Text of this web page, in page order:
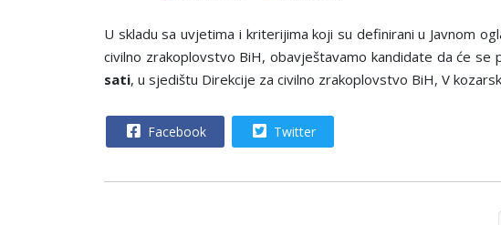
U skladu sa uvjetima i kriterijima koji su definirani u Javnom
civilno zrakoplovstvo BiH, obavještavamo kandidate da će se
sati, u sjedištu Direkcije za civilno zrakoplovstvo BiH, V
Facebook Twitter